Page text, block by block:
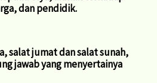
dan pendidik.
salat jumat dan salat sunah,
jawab yang menyertainya